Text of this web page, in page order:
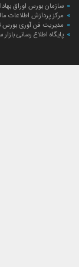
سازمان بورس اوراق
مرکز پردازش اطلاعات
مدیریت فن آوری بورس
پایگاه اطلاع رسانی بازار
ارتباط با صندوق